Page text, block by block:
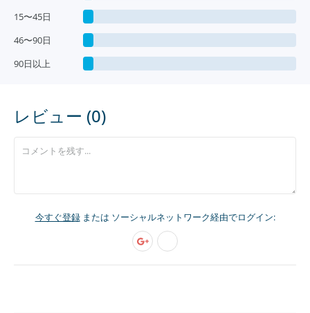
15〜45日
46〜90日
90日以上
レビュー (0)
今すぐ登録または ソーシャルネットワーク経由でログイン: